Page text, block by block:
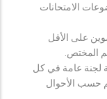
الامتحانات
على الأقل
المختص.
لجنة عامة في كل
حسب الأحوال